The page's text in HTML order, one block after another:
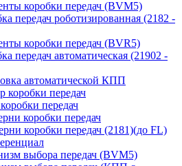
коробки передач (BVM5)
передач роботизированная (2182 -
коробки передач (BVR5)
передач автоматическая (21902 -
автоматической КПП
коробки передач
передач
коробки передач
коробки передач (2181)(до FL)
выбора передач (BVM5)